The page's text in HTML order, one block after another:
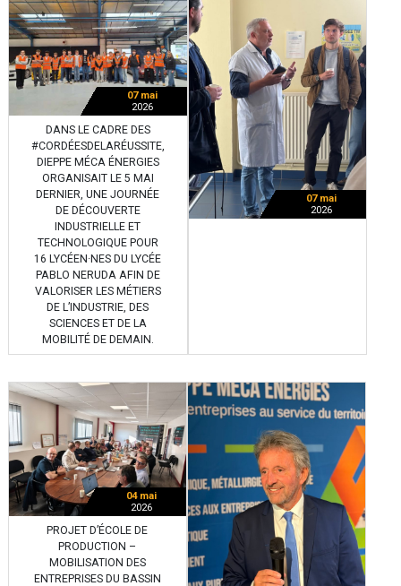
07 mai
2026
DANS LE CADRE DES
#CORDÉESDELARÉUSSITE,
DIEPPE MÉCA ÉNERGIES
ORGANISAIT LE 5 MAI
DERNIER, UNE JOURNÉE
DE DÉCOUVERTE
INDUSTRIELLE ET
TECHNOLOGIQUE POUR
16 LYCÉEN·NES DU LYCÉE
PABLO NERUDA AFIN DE
VALORISER LES MÉTIERS
DE L’INDUSTRIE, DES
SCIENCES ET DE LA
MOBILITÉ DE DEMAIN.
07 mai
2026
04 mai
2026
PROJET D’ÉCOLE DE
PRODUCTION –
MOBILISATION DES
ENTREPRISES DU BASSIN